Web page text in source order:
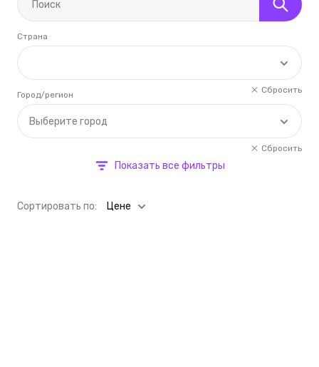
Страна
Сбросить
Выберите город
Город/регион
Сбросить
Показать все фильтры
Cортировать по: Цене